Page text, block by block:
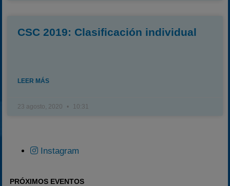
CSC 2019: Clasificación individual
LEER MÁS
23 agosto, 2020 10:31
Instagram
PRÓXIMOS EVENTOS